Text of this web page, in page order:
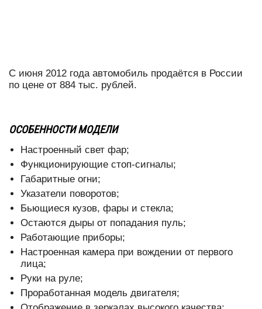
С июня 2012 года автомобиль продаётся в России
по цене от 884 тыс. рублей.
ОСОБЕННОСТИ МОДЕЛИ
Настроенный свет фар;
Функционирующие стоп-сигналы;
Габаритные огни;
Указатели поворотов;
Бьющиеся кузов, фары и стекла;
Остаются дыры от попадания пуль;
Работающие приборы;
Настроенная камера при вождении от первого
лица;
Руки на руле;
Проработанная модель двигателя;